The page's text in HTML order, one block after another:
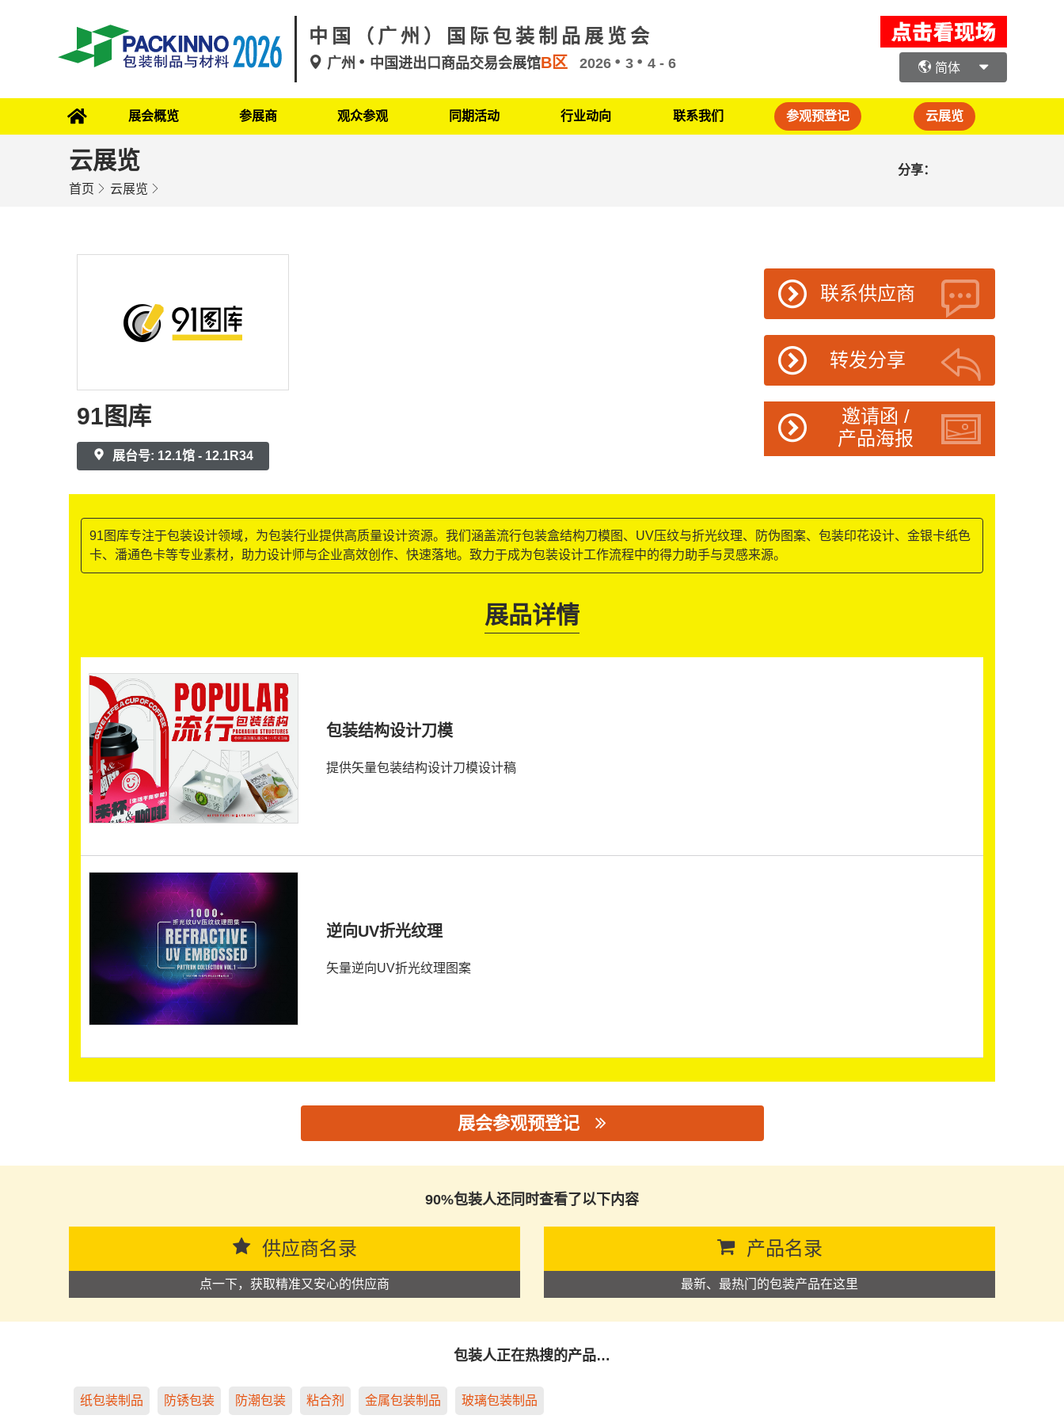
中国（广州）国际包装制品展览会
广州 中国进出口商品交易会展馆B区 2026 3 4 - 6 简体
展会概览 参展商 观众参观 同期活动 行业动向 联系我们 参观预登记 云展览
云展览
首页 云展览
分享：
91图库
展台号: 12.1馆 - 12.1R34
联系供应商
转发分享
邀请函 /
产品海报
91图库专注于包装设计领域，为包装行业提供高质量设计资源。我们涵盖流行包装盒结构刀模图、UV压纹与折光纹理、防伪图案、包装印花设计、金银卡纸色
卡、潘通色卡等专业素材，助力设计师与企业高效创作、快速落地。致力于成为包装设计工作流程中的得力助手与灵感来源。
展品详情
包装结构设计刀模
提供矢量包装结构设计刀模设计稿
逆向UV折光纹理
矢量逆向UV折光纹理图案
展会参观预登记
90%包装人还同时查看了以下内容
供应商名录
点一下，获取精准又安心的供应商
产品名录
最新、最热门的包装产品在这里
包装人正在热搜的产品…
纸包装制品 防锈包装 防潮包装 粘合剂 金属包装制品 玻璃包装制品